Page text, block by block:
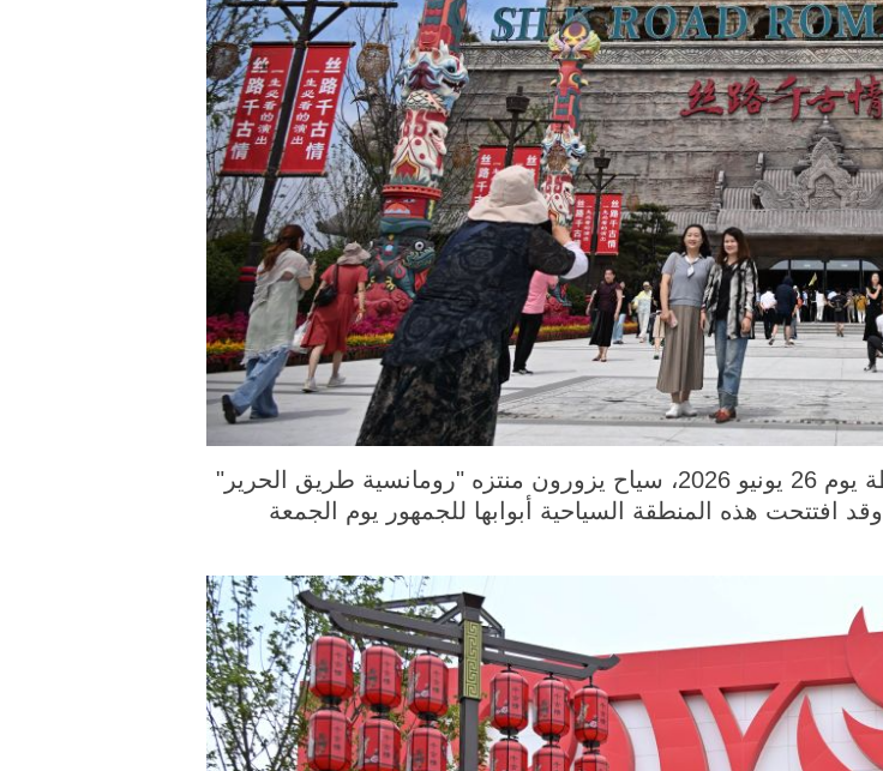
تشينغداو 27 يونيو 2026 (شينخوا) في الصورة الملتقطة يوم 26 يونيو 2026، سياح يزورون منتزه "رومانسية طريق الحرير"
هذه المنطقة السياحية أبوابها للجمهور يوم الجمعة